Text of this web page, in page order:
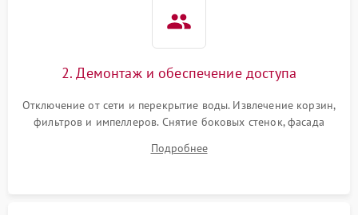
2. Демонтаж и обеспечение доступа
Отключение от сети и перекрытие воды. Извлечение корзин,
фильтров и импеллеров. Снятие боковых стенок, фасада
циркуляционному насосу, ТЭНу и сливной помпе.
Подробнее